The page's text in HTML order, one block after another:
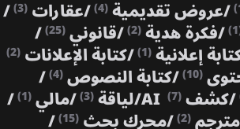
/عروض تقديمية(4)
/عقارات (3)
/
/فكرة هدية(2)
/قانوني(25)
/
إعلانية(1)
/كتابة الإعلانات(2)
(10)
/كتابة النصوص(4)
/
/كشف AI(7)
/لياقة(3)
/مالي(1)
/
مترجم(2)
/محرك بحث (15)
/